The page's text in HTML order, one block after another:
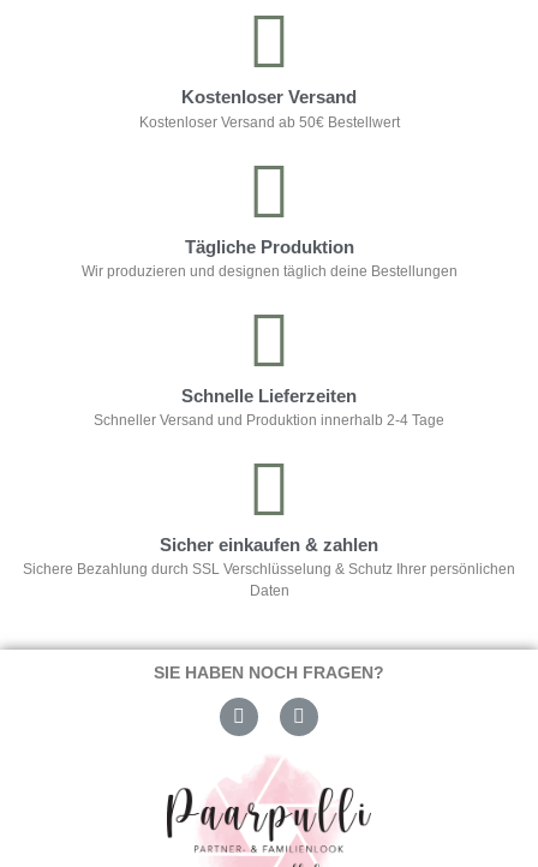
Kostenloser Versand
Kostenloser Versand ab 50€ Bestellwert
Tägliche Produktion
Wir produzieren und designen täglich deine Bestellungen
Schnelle Lieferzeiten
Schneller Versand und Produktion innerhalb 2-4 Tage
Sicher einkaufen & zahlen
Sichere Bezahlung durch SSL Verschlüsselung & Schutz Ihrer persönlichen
Daten
SIE HABEN NOCH FRAGEN?